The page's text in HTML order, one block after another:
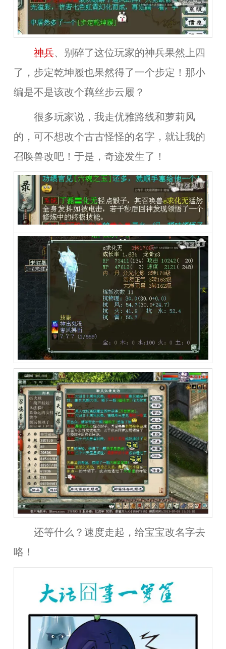
神兵、别碎了这位玩家的神兵果然上四
了， 步定乾坤履也果然得了一个步定！那小
编是不是该改个藕丝步云履？
很多玩家说，我走优雅路线和萝莉风
的，可不想改个古古怪怪的名字，就让我的
召唤兽改吧！于是，奇迹发生了！
还等什么？速度走起，给宝宝改名字去
咯！